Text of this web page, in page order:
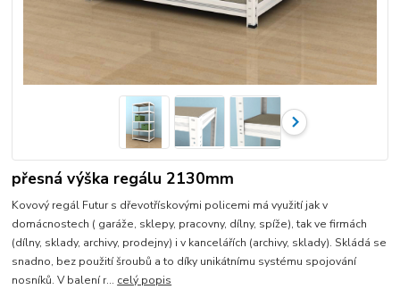
přesná výška regálu 2130mm
Kovový regál Futur s dřevotřískovými policemi má využití jak v
domácnostech ( garáže, sklepy, pracovny, dílny, spíže), tak ve firmách
(dílny, sklady, archivy, prodejny) i v kancelářích (archivy, sklady). Skládá se
snadno, bez použití šroubů a to díky unikátnímu systému spojování
nosníků. V balení r... celý popis